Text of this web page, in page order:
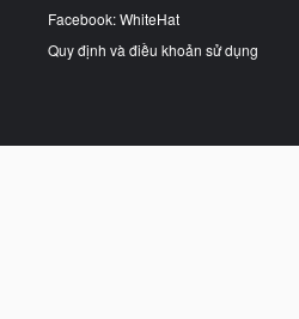
Facebook: WhiteHat
Quy định và điều khoản sử dụng